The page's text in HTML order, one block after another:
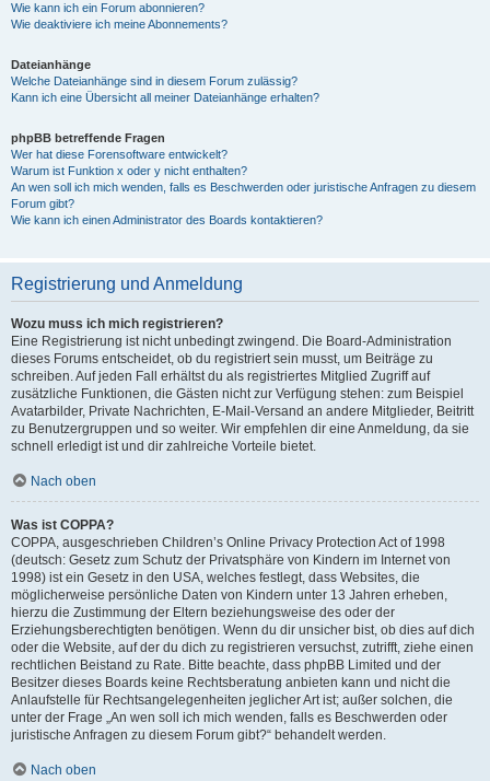
Wie kann ich ein Forum abonnieren?
Wie deaktiviere ich meine Abonnements?
Dateianhänge
Welche Dateianhänge sind in diesem Forum zulässig?
Kann ich eine Übersicht all meiner Dateianhänge erhalten?
phpBB betreffende Fragen
Wer hat diese Forensoftware entwickelt?
Warum ist Funktion x oder y nicht enthalten?
An wen soll ich mich wenden, falls es Beschwerden oder juristische Anfragen zu diesem
Forum gibt?
Wie kann ich einen Administrator des Boards kontaktieren?
Registrierung und Anmeldung
Wozu muss ich mich registrieren?
Eine Registrierung ist nicht unbedingt zwingend. Die Board-Administration
dieses Forums entscheidet, ob du registriert sein musst, um Beiträge zu
schreiben. Auf jeden Fall erhältst du als registriertes Mitglied Zugriff auf
zusätzliche Funktionen, die Gästen nicht zur Verfügung stehen: zum Beispiel
Avatarbilder, Private Nachrichten, E-Mail-Versand an andere Mitglieder, Beitritt
zu Benutzergruppen und so weiter. Wir empfehlen dir eine Anmeldung, da sie
schnell erledigt ist und dir zahlreiche Vorteile bietet.
Nach oben
Was ist COPPA?
COPPA, ausgeschrieben Children’s Online Privacy Protection Act of 1998
(deutsch: Gesetz zum Schutz der Privatsphäre von Kindern im Internet von
1998) ist ein Gesetz in den USA, welches festlegt, dass Websites, die
möglicherweise persönliche Daten von Kindern unter 13 Jahren erheben,
hierzu die Zustimmung der Eltern beziehungsweise des oder der
Erziehungsberechtigten benötigen. Wenn du dir unsicher bist, ob dies auf dich
oder die Website, auf der du dich zu registrieren versuchst, zutrifft, ziehe einen
rechtlichen Beistand zu Rate. Bitte beachte, dass phpBB Limited und der
Besitzer dieses Boards keine Rechtsberatung anbieten kann und nicht die
Anlaufstelle für Rechtsangelegenheiten jeglicher Art ist; außer solchen, die
unter der Frage „An wen soll ich mich wenden, falls es Beschwerden oder
juristische Anfragen zu diesem Forum gibt?“ behandelt werden.
Nach oben